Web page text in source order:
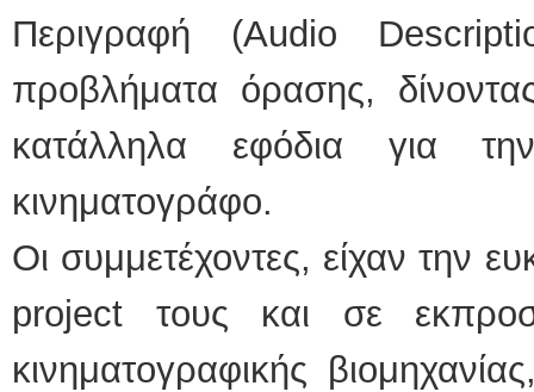
Περιγραφή (Audio
προβλήματα όρασης,
κατάλληλα εφόδια για
κινηματογράφο.
Οι συμμετέχοντες, είχαν την
project τους και σε
κινηματογραφικής